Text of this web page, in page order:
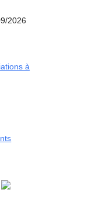
2026
à